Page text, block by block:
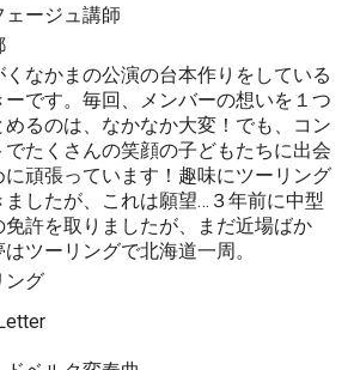
ェージュ講師
くなかまの公演の台本作りをしている
ーです。毎回、メンバーの想いを１つ
めるのは、なかなか大変！でも、コン
でたくさんの笑顔の子どもたちに出会
に頑張っています！趣味にツーリング
ましたが、これは願望…３年前に中型
免許を取りましたが、まだ近場ばか
はツーリングで北海道一周。
ング